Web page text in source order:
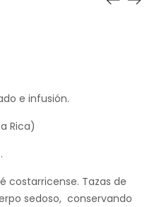
e infusión.
Rica)
costarricense. Tazas de
sedoso, conservando